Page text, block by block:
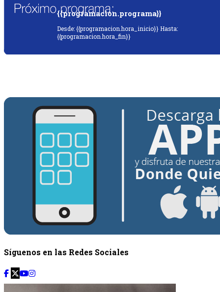
{{programacion.programa}}
Desde: {{programacion.hora_inicio}} Hasta:
{{programacion.hora_fin}}
Síguenos en las Redes Sociales